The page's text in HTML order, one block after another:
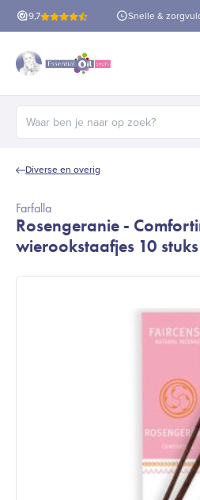
9,7
verzendingvanaf €60! Snelle &
Zoeken naar:
Diverse en overig
Farfalla
Rosengeranie -
wierookstaafjes 10 stuks